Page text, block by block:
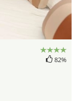
82%